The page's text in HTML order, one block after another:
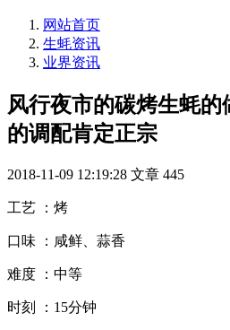
网站首页
生蚝资讯
业界资讯
风行夜市的碳烤生蚝
的调配肯定正宗
2018-11-09 12:19:28 文章 445
工艺 ：烤
口味 ：咸鲜、蒜香
难度 ：中等
时刻 ：15分钟